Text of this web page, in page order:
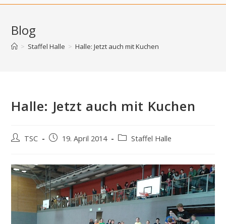
Blog
> Staffel Halle > Halle: Jetzt auch mit Kuchen
Halle: Jetzt auch mit Kuchen
Beitrags-
TSC
Beitrag19. April 2014
Beitrags-
Staffel Halle